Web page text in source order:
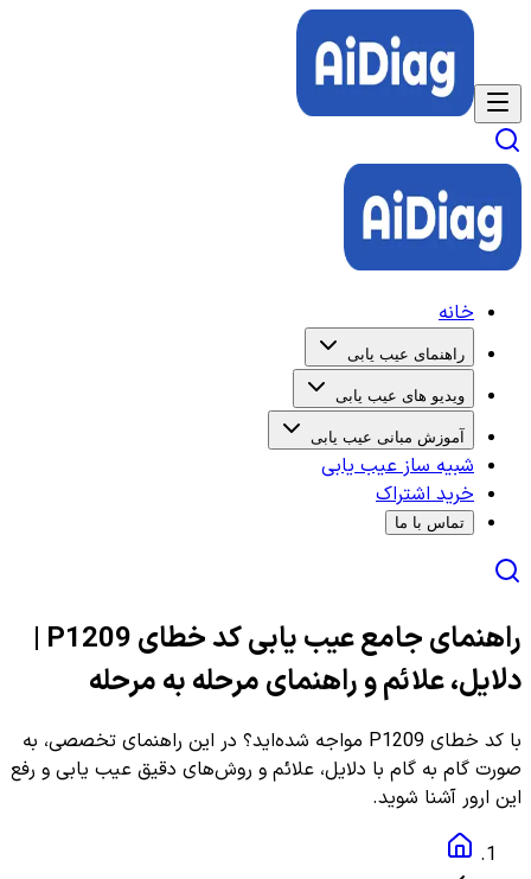
خانه
راهنمای عیب یابی
ویدیو های عیب یابی
آموزش مبانی عیب یابی
شبیه ساز عیب یابی
خرید اشتراک
تماس با ما
راهنمای جامع عیب یابی کد خطای P1209 |
دلایل، علائم و راهنمای مرحله به مرحله
با کد خطای P1209 مواجه شده‌اید؟ در این راهنمای تخصصی، به
صورت گام به گام با دلایل، علائم و روش‌های دقیق عیب یابی و رفع
این ارور آشنا شوید.